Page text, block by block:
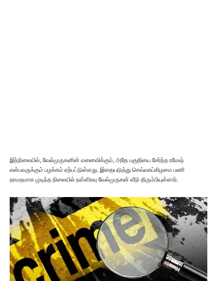
இந்நிலையில், வேல்முருகனின் மனைவிக்கும், அதே பகுதியை சேர்ந்த ரமேஷ்
என்பவருக்கும் பழக்கம் ஏற்பட்டுள்ளது. இதையடுத்து செவ்வாய்கிழமை பணி
தாமதமாக முடிந்த நிலையில் நள்ளிரவு வேல்முருகன் வீடு திரும்பியுள்ளார்.